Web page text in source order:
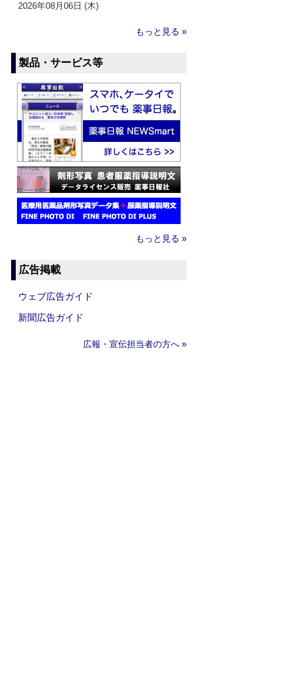
2026年08月06日 (木)
もっと見る »
製品・サービス等
もっと見る »
広告掲載
ウェブ広告ガイド
新聞広告ガイド
広報・宣伝担当者の方へ »